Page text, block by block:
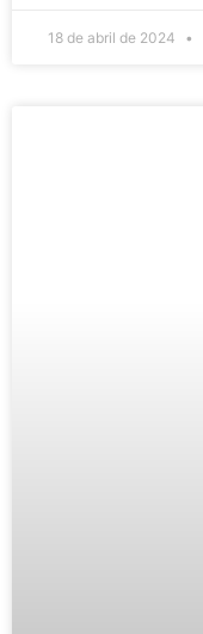
18 de abril de 2024